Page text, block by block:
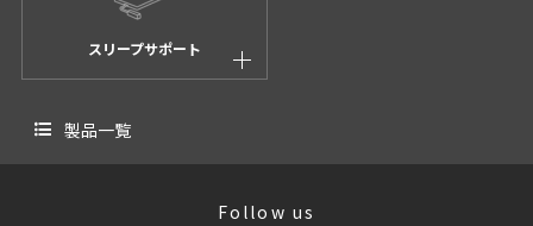
スリープサポート
製品一覧
Follow us